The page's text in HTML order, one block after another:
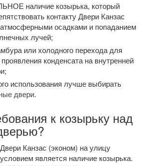
наличие козырька, который
контакту Двери Канзас
осадками и попаданием
лучей;
или холодного перехода для
конденсата на внутренней
использования лучше выбирать
двери.
к козырьку над
Канзас (эконом) на улицу
является наличие козырька.